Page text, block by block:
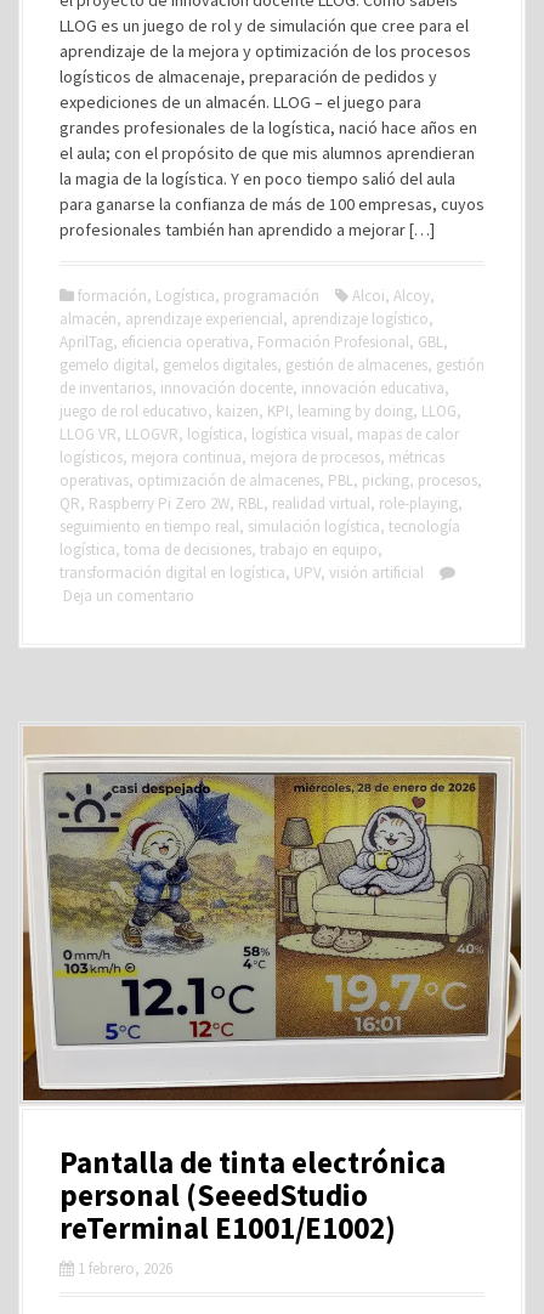
LLOG es un juego de rol y de simulación que cree para el
aprendizaje de la mejora y optimización de los procesos
logísticos de almacenaje, preparación de pedidos y
expediciones de un almacén. LLOG – el juego para
grandes profesionales de la logística, nació hace años en
el aula; con el propósito de que mis alumnos aprendieran
la magia de la logística. Y en poco tiempo salió del aula
para ganarse la confianza de más de 100 empresas, cuyos
profesionales también han aprendido a mejorar […]
formación, Logística, programación Alcoi, Alcoy,
almacén, aprendizaje experiencial, aprendizaje logístico,
AprilTag, eficiencia operativa, Formación Profesional, GBL,
gemelo digital, gemelos digitales, gestión de almacenes, gestión
de inventarios, innovación docente, innovación educativa,
juego de rol educativo, kaizen, KPI, learning by doing, LLOG,
LLOG VR, LLOGVR, logística, logística visual, mapas de calor
logísticos, mejora continua, mejora de procesos, métricas
operativas, optimización de almacenes, PBL, picking, procesos,
QR, Raspberry Pi Zero 2W, RBL, realidad virtual, role-playing,
seguimiento en tiempo real, simulación logística, tecnología
logística, toma de decisiones, trabajo en equipo,
transformación digital en logística, UPV, visión artificial
Deja un comentario
Pantalla de tinta electrónica
personal (SeeedStudio
reTerminal E1001/E1002)
1 febrero, 2026